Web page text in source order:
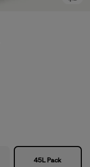
45L Pack